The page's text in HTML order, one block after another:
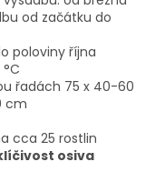
od začátku do
poloviny října
řadách 75 x 40-60
cm
cca 25 rostlin
osiva